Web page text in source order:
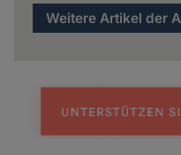
Weitere Artikel der